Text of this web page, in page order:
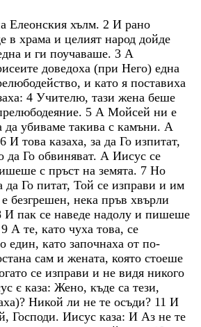
Елеонския хълм. 2 И рано
в храма и целият народ дойде
и ги поучаваше. 3 А
доведоха (при Него) една
, и като я поставиха
: 4 Учителю, тази жена беше
. 5 А Мойсей ни е
да убиваме такива с камъни. А
6 И това казаха, за да Го изпитат,
да Го обвиняват. А Иисус се
с пръст на земята. 7 Но
да Го питат, Той се изправи и им
е безгрешен, нека пръв хвърли
И пак се наведе надолу и пишеше
9 А те, като чуха това, се
един, като започнаха от по-
сам и жената, която стоеше
се изправи и не видя никого
є каза: Жено, къде са тези,
)? Никой ли не те осъди? 11 И
, Господи. Иисус каза: И Аз не те